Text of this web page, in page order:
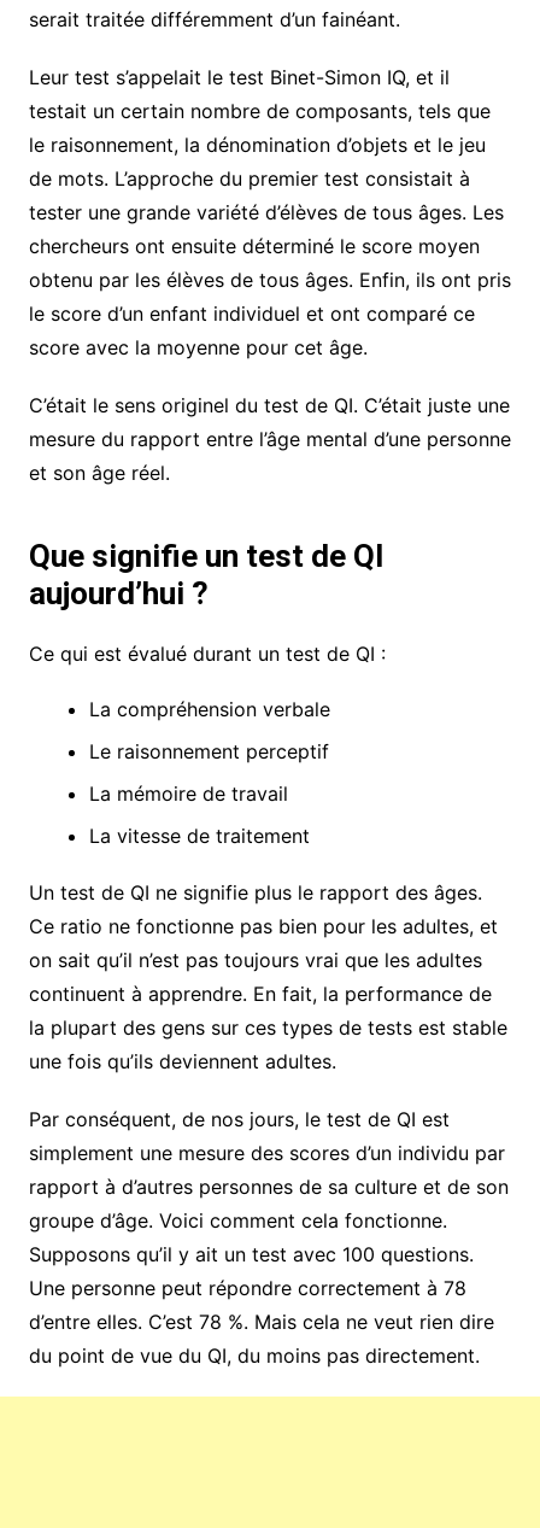
serait traitée différemment d’un fainéant.
Leur test s’appelait le test Binet-Simon IQ, et il
testait un certain nombre de composants, tels que
le raisonnement, la dénomination d’objets et le jeu
de mots. L’approche du premier test consistait à
tester une grande variété d’élèves de tous âges. Les
chercheurs ont ensuite déterminé le score moyen
obtenu par les élèves de tous âges. Enfin, ils ont pris
le score d’un enfant individuel et ont comparé ce
score avec la moyenne pour cet âge.
C’était le sens originel du test de QI. C’était juste une
mesure du rapport entre l’âge mental d’une personne
et son âge réel.
Que signifie un test de QI
aujourd’hui ?
Ce qui est évalué durant un test de QI :
La compréhension verbale
Le raisonnement perceptif
La mémoire de travail
La vitesse de traitement
Un test de QI ne signifie plus le rapport des âges.
Ce ratio ne fonctionne pas bien pour les adultes, et
on sait qu’il n’est pas toujours vrai que les adultes
continuent à apprendre. En fait, la performance de
la plupart des gens sur ces types de tests est stable
une fois qu’ils deviennent adultes.
Par conséquent, de nos jours, le test de QI est
simplement une mesure des scores d’un individu par
rapport à d’autres personnes de sa culture et de son
groupe d’âge. Voici comment cela fonctionne.
Supposons qu’il y ait un test avec 100 questions.
Une personne peut répondre correctement à 78
d’entre elles. C’est 78 %. Mais cela ne veut rien dire
du point de vue du QI, du moins pas directement.